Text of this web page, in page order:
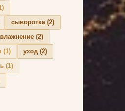
сыворотка(2)
(2)
(1) уход (2)
(1)